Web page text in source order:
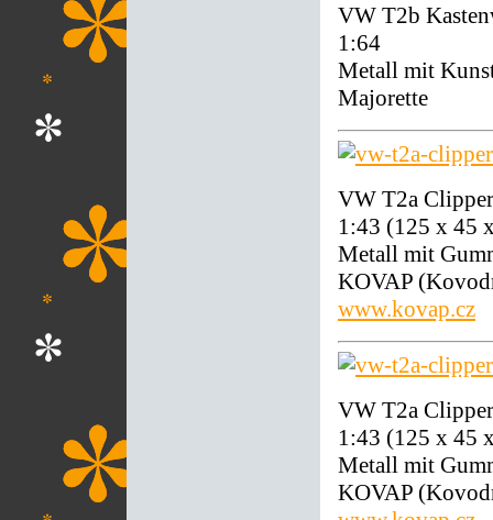
VW T2b
1:64
Metall mit
Majorette
VW T2a
1:43 (125 x 45
Metall mit
KOVAP
www.kovap.cz
VW T2a
1:43 (125 x 45
Metall mit
KOVAP